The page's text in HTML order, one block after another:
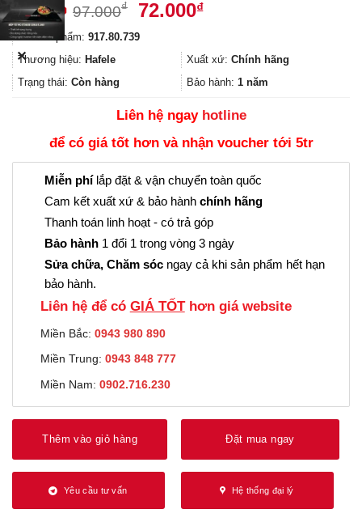
97.000₫
Giá
là:
97.000₫.
72.000₫Giá
là:
72.000₫.
Mã sản phẩm: 917.80.739
Thương hiệu: Hafele Xuất xứ: Chính hãng
Trạng thái: Còn hàng Bảo hành: 1 năm
Liên hệ ngay hotline
để có giá tốt hơn và nhận voucher tới 5tr
Miễn phílắp đặt & vận chuyển toàn quốc
Cam kết xuất xứ & bảo hành chính hãng
Thanh toán linh hoạt - có trả góp
Bảo hành 1 đổi 1 trong vòng 3 ngày
Sửa chữa, Chăm sóc ngay cả khi sản phẩm hết hạn
bảo hành.
Liên hệ để có GIÁ TỐThơn giá website
Miền Bắc: 0943 980 890
Miền Trung: 0943 848 777
Miền Nam: 0902.716.230
Thêm vào giỏ hàng Đặt mua ngay
Yêu cầu tư vấn Hệ thống đại lý
✕